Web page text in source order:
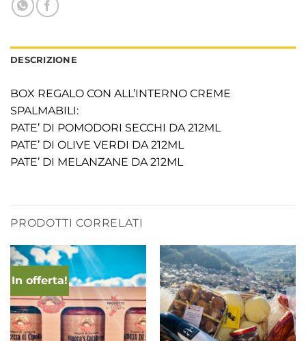
DESCRIZIONE
BOX REGALO CON ALL’INTERNO CREME
SPALMABILI:
PATE’ DI POMODORI SECCHI DA 212ML
PATE’ DI OLIVE VERDI DA 212ML
PATE’ DI MELANZANE DA 212ML
PRODOTTI CORRELATI
In offerta!